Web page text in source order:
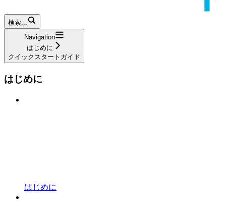
検索...
Navigation
はじめに
クイックスタートガイド
はじめに
はじめに